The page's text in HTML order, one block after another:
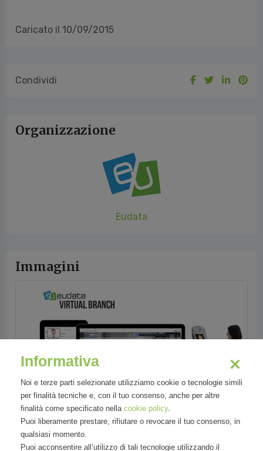
Caricato il 10/09/2015
Condividi
Organizzazione
Eudata
Immagini
Informativa
Noi e terze parti selezionate utilizziamo cookie o tecnologie simili
per finalità tecniche e, con il tuo consenso, anche per altre
finalità come specificato nella cookie policy.
Puoi liberamente prestare, rifiutare o revocare il tuo consenso, in
qualsiasi momento.
Puoi acconsentire all’utilizzo di tali tecnologie utilizzando il